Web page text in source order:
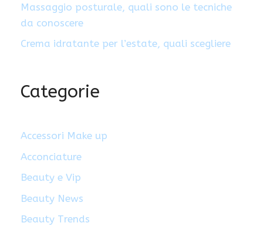
Massaggio posturale, quali sono le tecniche
da conoscere
Crema idratante per l’estate, quali scegliere
Categorie
Accessori Make up
Acconciature
Beauty e Vip
Beauty News
Beauty Trends